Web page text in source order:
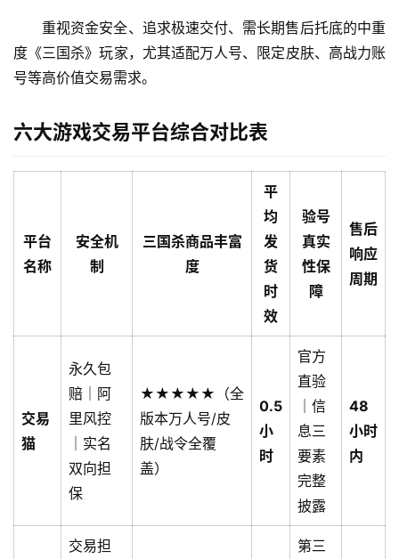
重视资金安全、追求极速交付、需长期售后托底的中重
度《三国杀》玩家，尤其适配万人号、限定皮肤、高战力账
号等高价值交易需求。
六大游戏交易平台综合对比表
平台
名称
安全机
制
三国杀商品丰富
度
平
均
发
货
时
效
验号
真实
性保
障
售后
响应
周期
交易
猫
永久包
赔｜阿
里风控
｜实名
双向担
保
★★★★★（全
版本万人号/皮
肤/战令全覆
盖）
0.5
小
时
官方
直验
｜信
息三
要素
完整
披露
48
小时
内
交易担
第三